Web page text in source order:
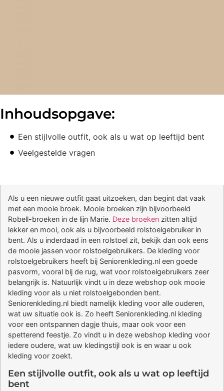
Inhoudsopgave:
Een stijlvolle outfit, ook als u wat op leeftijd bent
Veelgestelde vragen
Als u een nieuwe outfit gaat uitzoeken, dan begint dat vaak
met een mooie broek. Mooie broeken zijn bijvoorbeeld
Robell-broeken in de lijn Marie. Deze broeken zitten altijd
lekker en mooi, ook als u bijvoorbeeld rolstoelgebruiker in
bent. Als u inderdaad in een rolstoel zit, bekijk dan ook eens
de mooie jassen voor rolstoelgebruikers. De kleding voor
rolstoelgebruikers heeft bij Seniorenkleding.nl een goede
pasvorm, vooral bij de rug, wat voor rolstoelgebruikers zeer
belangrijk is. Natuurlijk vindt u in deze webshop ook mooie
kleding voor als u niet rolstoelgebonden bent.
Seniorenkleding.nl biedt namelijk kleding voor alle ouderen,
wat uw situatie ook is. Zo heeft Seniorenkleding.nl kleding
voor een ontspannen dagje thuis, maar ook voor een
spetterend feestje. Zo vindt u in deze webshop kleding voor
iedere oudere, wat uw kledingstijl ook is en waar u ook
kleding voor zoekt.
Een stijlvolle outfit, ook als u wat op leeftijd
bent